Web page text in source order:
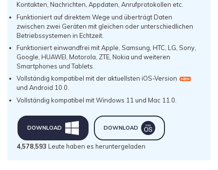
Kontakten, Nachrichten, Appdaten, Anrufprotokollen etc.
Funktioniert auf direktem Wege und überträgt Daten
zwischen zwei Geräten mit gleichen oder unterschiedlichen
Betriebssystemen in Echtzeit.
Funktioniert einwandfrei mit Apple, Samsung, HTC, LG, Sony,
Google, HUAWEI, Motorola, ZTE, Nokia und weiteren
Smartphones und Tablets.
Vollständig kompatibel mit der aktuellsten iOS-Version
und Android 10.0.
Vollständig kompatibel mit Windows 11 und Mac 11.0.
DOWNLOAD DOWNLOAD
4,578,593 Leute haben es heruntergeladen